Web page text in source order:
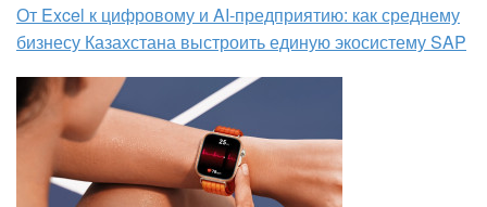
От Excel к цифровому и AI‑предприятию: как среднему
бизнесу Казахстана выстроить единую экосистему SAP